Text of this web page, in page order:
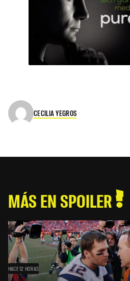
CECILIA YEGROS
MÁS EN SPOILER
HACE 12 HORAS